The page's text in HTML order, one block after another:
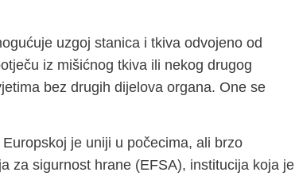
uzgoj stanica i tkiva odvojeno od
iz mišićnog tkiva ili nekog drugog
bez drugih dijelova organa. One se
je uniji u počecima, ali brzo
za sigurnost hrane (EFSA), institucija koja je